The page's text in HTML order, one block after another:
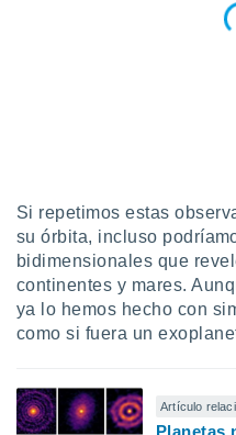
la
el
de
o a través
de
de
uso de
Si repetimos estas
su órbita, incluso
bidimensionales que
continentes y mares.
ya lo hemos hecho con
como si fuera un
Artículo
Planetas